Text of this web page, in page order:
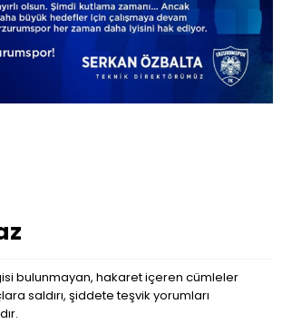
bulunmayan, hakaret içeren cümleler
saldırı, şiddete teşvik yorumları